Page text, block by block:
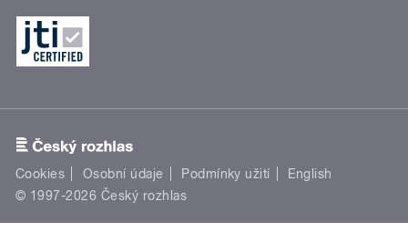
Cookies Osobní údaje Podmínky užití
English
© 1997-2026 Český rozhlas